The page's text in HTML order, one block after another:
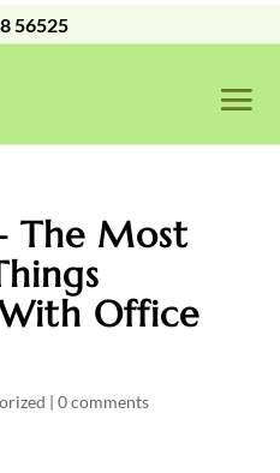
56525
The Most
Office
| 0 comments